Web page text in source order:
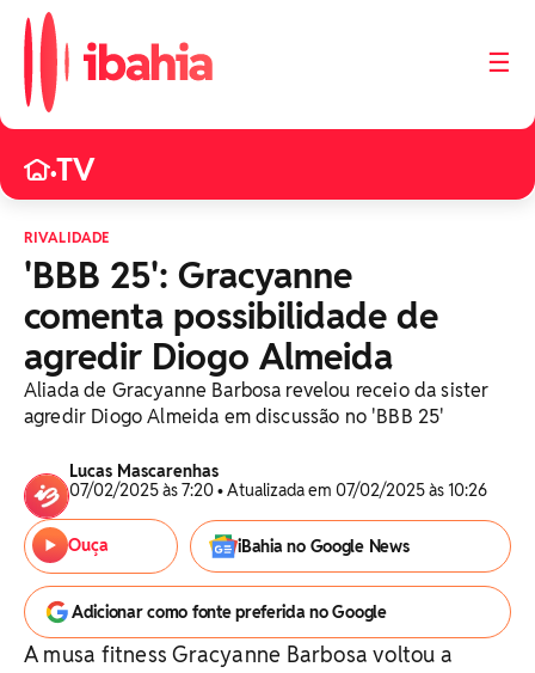
☰
•TV
RIVALIDADE
'BBB 25': Gracyanne
comenta possibilidade de
agredir Diogo Almeida
Aliada de Gracyanne Barbosa revelou receio da sister
agredir Diogo Almeida em discussão no 'BBB 25'
Lucas Mascarenhas
07/02/2025 às 7:20 • Atualizada em 07/02/2025 às 10:26
Ouça iBahia no Google News
Adicionar como fonte preferida no Google
A musa fitness Gracyanne Barbosa voltou a